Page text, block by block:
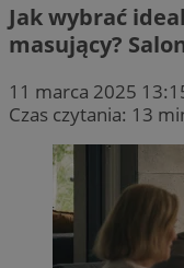
Jak wybrać
masujący?
11 marca 2025
Czas czytania: 13